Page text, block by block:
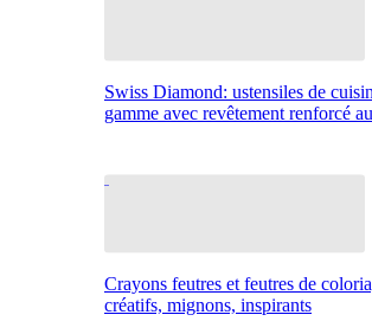
Swiss Diamond: ustensiles de
gamme avec revêtement renforcé
Crayons feutres et feutres de
créatifs, mignons, inspirants